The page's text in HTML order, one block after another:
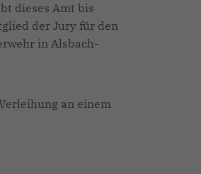
dieses Amt bis
der Jury für den
in Alsbach-
an einem